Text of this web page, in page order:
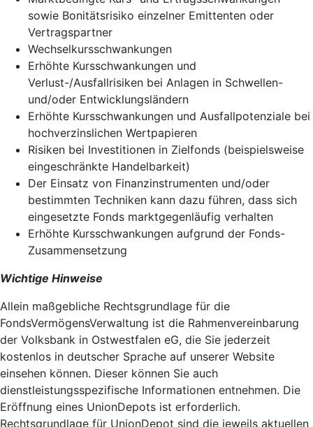
sowie Bonitätsrisiko einzelner Emittenten oder
Vertragspartner
Wechselkursschwankungen
Erhöhte Kursschwankungen und
Verlust-/Ausfallrisiken bei Anlagen in Schwellen-
und/oder Entwicklungsländern
Erhöhte Kursschwankungen und Ausfallpotenziale bei
hochverzinslichen Wertpapieren
Risiken bei Investitionen in Zielfonds (beispielsweise
eingeschränkte Handelbarkeit)
Der Einsatz von Finanzinstrumenten und/oder
bestimmten Techniken kann dazu führen, dass sich
eingesetzte Fonds marktgegenläufig verhalten
Erhöhte Kursschwankungen aufgrund der Fonds-
Zusammensetzung
Wichtige Hinweise
Allein maßgebliche Rechtsgrundlage für die
FondsVermögensVerwaltung ist die Rahmenvereinbarung
der Volksbank in Ostwestfalen eG, die Sie jederzeit
kostenlos in deutscher Sprache auf unserer Website
einsehen können. Dieser können Sie auch
dienstleistungsspezifische Informationen entnehmen. Die
Eröffnung eines UnionDepots ist erforderlich.
Rechtsgrundlage für UnionDepot sind die jeweils aktuellen